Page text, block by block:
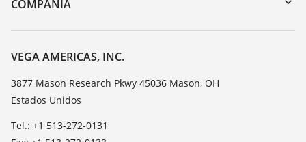
TeamViewer
COMPAÑÍA
Acerca de VEGA
Contacto
Notícias
Prensa
Blog
VEGA AMERICAS, INC.
3877 Mason Research Pkwy 45036 Mason, OH
Estados Unidos
Tel.: +1 513-272-0131